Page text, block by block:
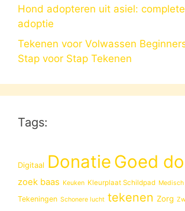
Hond adopteren uit asiel:
adoptie
Tekenen voor Volwassen
Stap voor Stap Tekenen
Tags:
Digitaal Donatie Goed
zoek baas Keuken Kleurplaat Schildpad
Tekeningen Schonere lucht tekenen Zorg